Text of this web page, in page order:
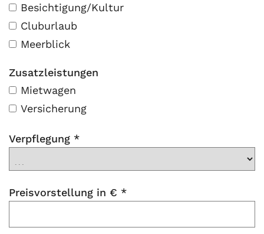
Besichtigung/Kultur
Cluburlaub
Meerblick
Zusatzleistungen
Mietwagen
Versicherung
Verpflegung *
Preisvorstellung in € *